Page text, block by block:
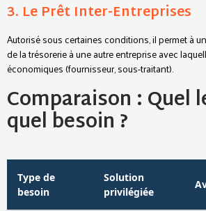
3. Le Prêt Inter-Entreprises
Autorisé sous certaines conditions, il permet à
de la trésorerie à une autre entreprise avec
économiques (fournisseur, sous-traitant).
Comparaison : Quel
quel besoin ?
Type de
besoin
Solution
privilégiée